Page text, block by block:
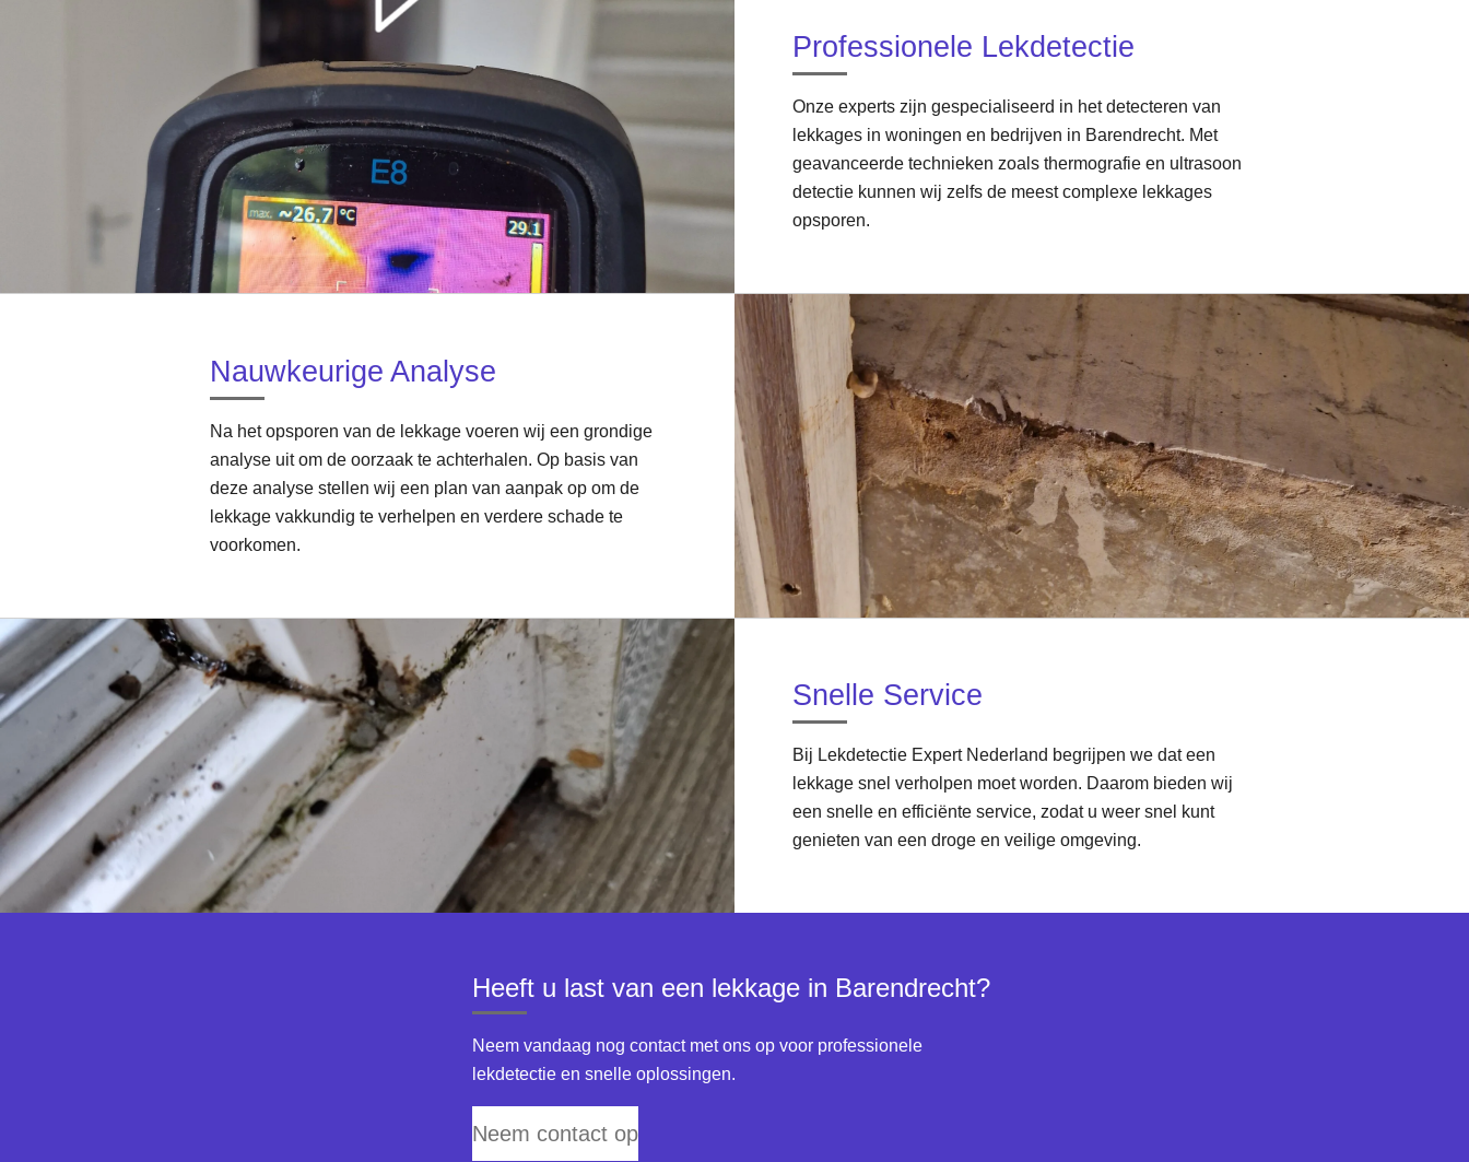
Professionele Lekdetectie
Onze experts zijn gespecialiseerd in het detecteren van
lekkages in woningen en bedrijven in Barendrecht. Met
geavanceerde technieken zoals thermografie en ultrasoon
detectie kunnen wij zelfs de meest complexe lekkages
opsporen.
Nauwkeurige Analyse
Na het opsporen van de lekkage voeren wij een grondige
analyse uit om de oorzaak te achterhalen. Op basis van
deze analyse stellen wij een plan van aanpak op om de
lekkage vakkundig te verhelpen en verdere schade te
voorkomen.
Snelle Service
Bij Lekdetectie Expert Nederland begrijpen we dat een
lekkage snel verholpen moet worden. Daarom bieden wij
een snelle en efficiënte service, zodat u weer snel kunt
genieten van een droge en veilige omgeving.
Heeft u last van een lekkage in Barendrecht?
Neem vandaag nog contact met ons op voor professionele
lekdetectie en snelle oplossingen.
Neem contact op